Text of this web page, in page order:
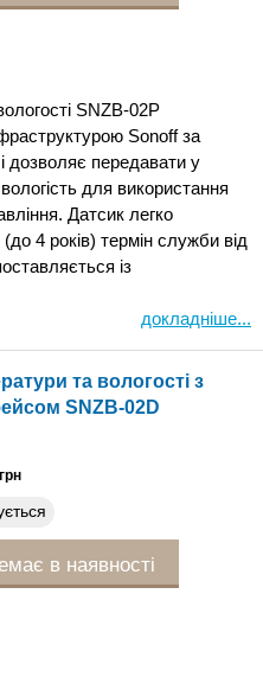
SNZB-02P
Sonoff за
дозволяє передавати у
для використання
Датсик легко
4 років) термін служби від
із
докладніше...
та вологості з
SNZB-02D
грн
в наявності